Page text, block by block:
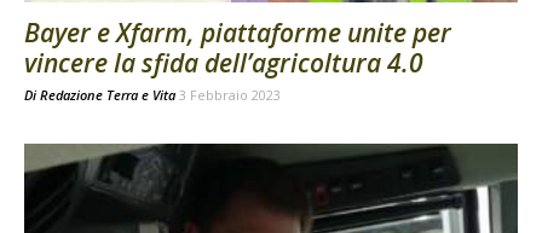
Bayer e Xfarm, piattaforme unite per
vincere la sfida dell’agricoltura 4.0
Di Redazione Terra e Vita 3 Febbraio 2023